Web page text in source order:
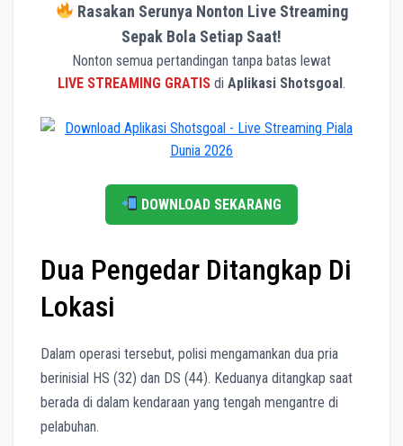
Rasakan Serunya Nonton Live Streaming
Sepak Bola Setiap Saat!
Nonton semua pertandingan tanpa batas lewat
LIVE STREAMING GRATIS di Aplikasi Shotsgoal.
DOWNLOAD SEKARANG
Dua Pengedar Ditangkap Di
Lokasi
Dalam operasi tersebut, polisi mengamankan dua pria
berinisial HS (32) dan DS (44). Keduanya ditangkap saat
berada di dalam kendaraan yang tengah mengantre di
pelabuhan.